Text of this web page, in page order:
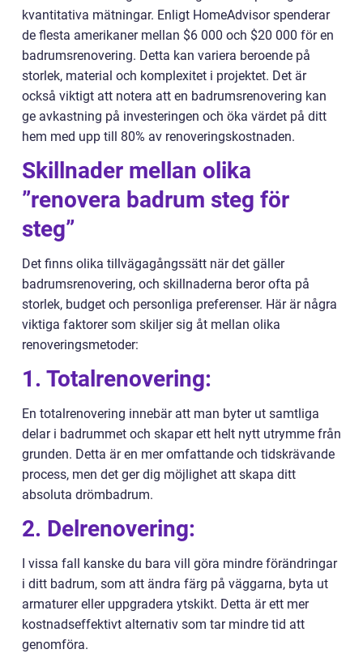
kvantitativa mätningar. Enligt HomeAdvisor spenderar
de flesta amerikaner mellan $6 000 och $20 000 för en
badrumsrenovering. Detta kan variera beroende på
storlek, material och komplexitet i projektet. Det är
också viktigt att notera att en badrumsrenovering kan
ge avkastning på investeringen och öka värdet på ditt
hem med upp till 80% av renoveringskostnaden.
Skillnader mellan olika
”renovera badrum steg för
steg”
Det finns olika tillvägagångssätt när det gäller
badrumsrenovering, och skillnaderna beror ofta på
storlek, budget och personliga preferenser. Här är några
viktiga faktorer som skiljer sig åt mellan olika
renoveringsmetoder:
1. Totalrenovering:
En totalrenovering innebär att man byter ut samtliga
delar i badrummet och skapar ett helt nytt utrymme från
grunden. Detta är en mer omfattande och tidskrävande
process, men det ger dig möjlighet att skapa ditt
absoluta drömbadrum.
2. Delrenovering:
I vissa fall kanske du bara vill göra mindre förändringar
i ditt badrum, som att ändra färg på väggarna, byta ut
armaturer eller uppgradera ytskikt. Detta är ett mer
kostnadseffektivt alternativ som tar mindre tid att
genomföra.